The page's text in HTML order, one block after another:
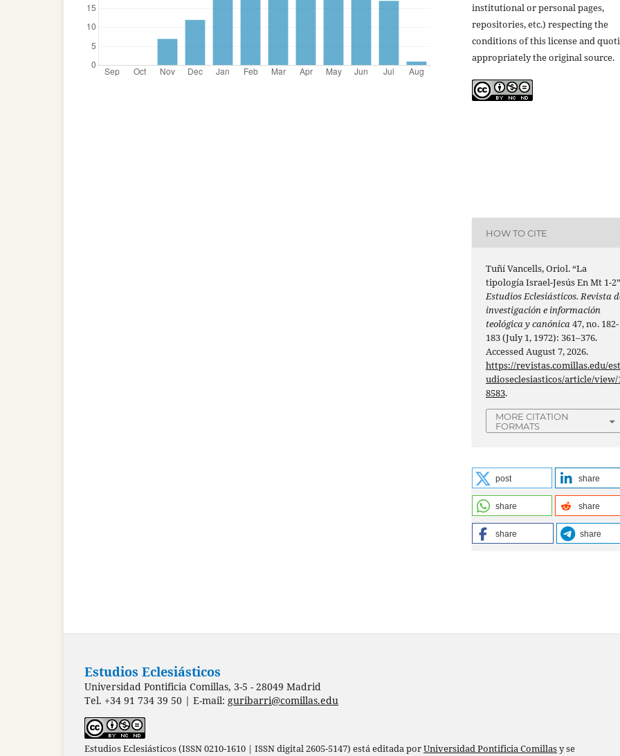
institutional or personal pages,
repositories, etc.) respecting the
conditions of this license and
appropriately the original source.
HOW TO CITE
Tuñí Vancells, Oriol. “La
tipología Israel-Jesús En Mt 1-
Estudios Eclesiásticos. Revista
investigación e información
teológica y canónica47, no. 182-
183 (July 1, 1972): 361–376.
Accessed August 7, 2026.
https://revistas.comillas.edu/est
udioseclesiasticos/article/view/
8583.
MORE CITATION
FORMATS
post share
share share
share share
Estudios Eclesiásticos
Universidad Pontificia Comillas, 3-5 - 28049 Madrid
Tel. +34 91 734 39 50 | E-mail: guribarri@comillas.edu
Estudios Eclesiásticos (ISSN 0210-1610 | ISSN digital 2605-5147) está editada porUniversidad Pontificia Comillasy se